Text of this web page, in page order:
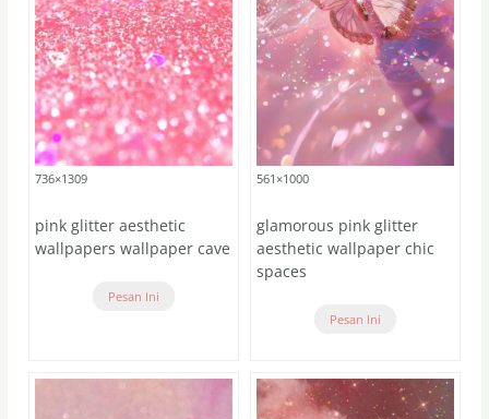
736×1309
pink glitter aesthetic
wallpapers wallpaper cave
Pesan Ini
561×1000
glamorous pink glitter
aesthetic wallpaper chic
spaces
Pesan Ini